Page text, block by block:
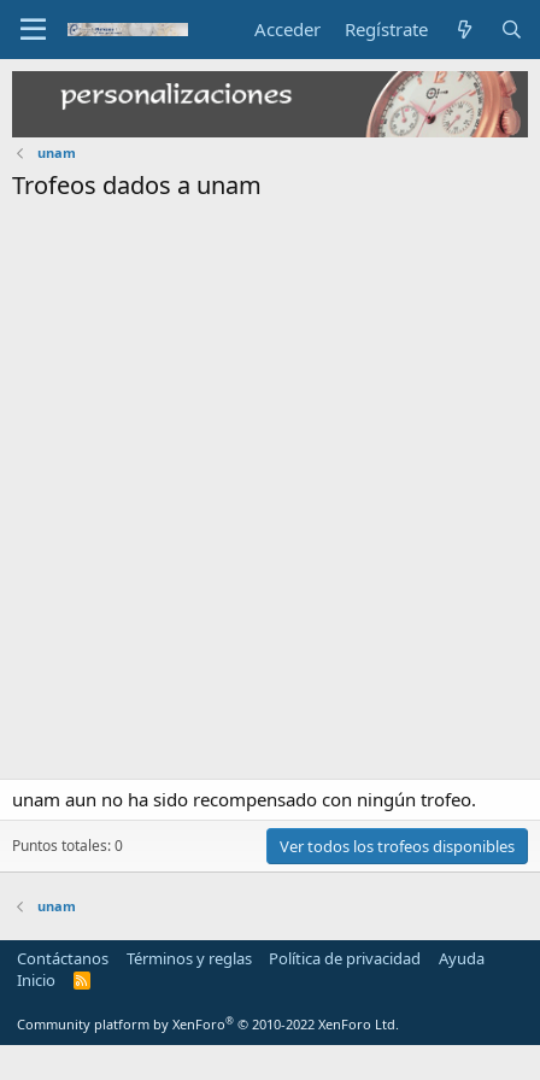
Acceder Regístrate
unam
Trofeos dados a unam
unam aun no ha sido recompensado con ningún trofeo.
Puntos totales: 0 Ver todos los trofeos disponibles
unam
Contáctanos Términos y reglas Política de privacidad
Ayuda
Inicio
R
S
Community platform by XenForo® © 2010-2022 XenForo Ltd.